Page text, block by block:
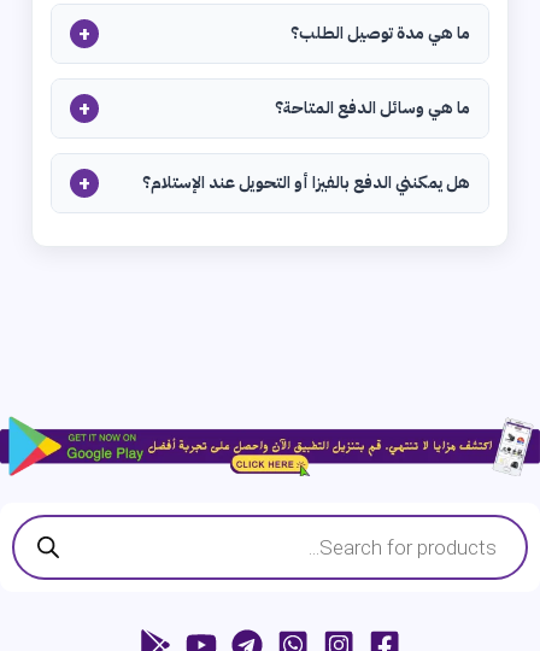
ما هي مدة توصيل الطلب؟ +
ما هي وسائل الدفع المتاحة؟ +
هل يمكنني الدفع بالفيزا أو التحويل عند الإستلام؟ +
Products
search